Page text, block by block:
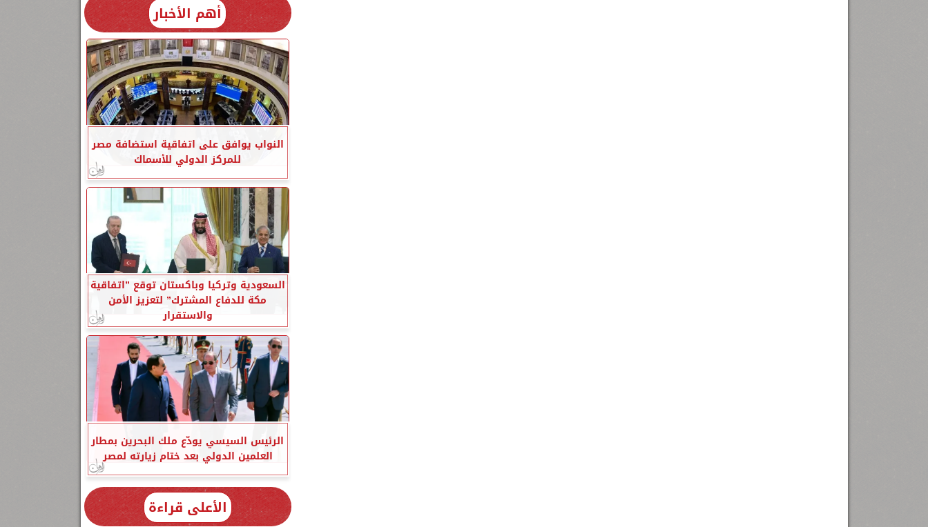
أهم الأخبار
النواب يوافق على اتفاقية استضافة مصر
للمركز الدولي للأسماك
السعودية وتركيا وباكستان توقع ”اتفاقية
مكة للدفاع المشترك” لتعزيز الأمن
والاستقرار
الرئيس السيسي يودّع ملك البحرين بمطار
العلمين الدولي بعد ختام زيارته لمصر
الأعلى قراءة